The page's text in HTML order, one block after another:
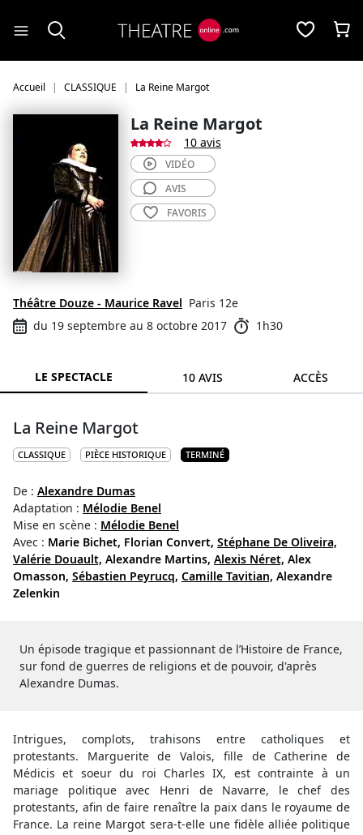
Accueil CLASSIQUE La Reine Margot
La Reine Margot
10 avis
Théâtre Douze - Maurice Ravel Paris 12e
du 19 septembre au 8 octobre 2017
1h30
VIDÉO
AVIS
FAVORIS
LE SPECTACLE 10 AVIS ACCÈS
La Reine Margot
CLASSIQUE PIÈCE HISTORIQUE TERMINÉ
De : Alexandre Dumas
Adaptation : Mélodie Benel
Mise en scène : Mélodie Benel
Avec : Marie Bichet, Florian Convert, Stéphane De Oliveira,
Valérie Douault, Alexandre Martins, Alexis Néret, Alex
Omasson, Sébastien Peyrucq, Camille Tavitian, Alexandre
Zelenkin
Un épisode tragique et passionnant de l’Histoire de France,
sur fond de guerres de religions et de pouvoir, d'après
Alexandre Dumas.
Intrigues, complots, trahisons entre catholiques et
protestants. Marguerite de Valois, fille de Catherine de
Médicis et soeur du roi Charles IX, est contrainte à un
mariage politique avec Henri de Navarre, le chef des
protestants, afin de faire renaître la paix dans le royaume de
France. La reine Margot sera-t-elle une fidèle alliée politique